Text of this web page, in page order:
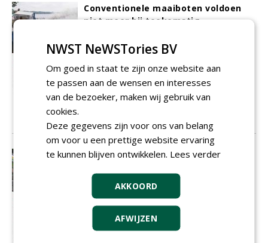
Conventionele maaiboten voldoen
niet meer bij toekomstig
Met name de smallere waterwegen zijn
vervuild met vegetatie, banden, hout,
plastic en ander zwerfvuil.Green
Technology Janssenstortte zich jaren
01-12-2017
Klimaatbestendig Land van Cuijk
Naast een landelijk thema is de
opwarming van het klimaat al jaren een
regionaal probleem. Om de burger te
vrijwaren van natte voeten of te hete
nachten (+20 graden Celsius), zijn vijf
NWST NeWSTories BV
Om goed in staat te zijn onze website aan
te passen aan de wensen en interesses
van de bezoeker, maken wij gebruik van
cookies.
Deze gegevens zijn voor ons van belang
om voor u een prettige website ervaring
te kunnen blijven ontwikkelen. Lees verder
AKKOORD
AFWIJZEN